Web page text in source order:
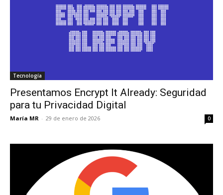
Tecnología
Presentamos Encrypt It Already: Seguridad
para tu Privacidad Digital
María MR - 29 de enero de 2026 0